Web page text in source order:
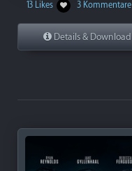
13 Likes 3 Kommentare
Details & Download